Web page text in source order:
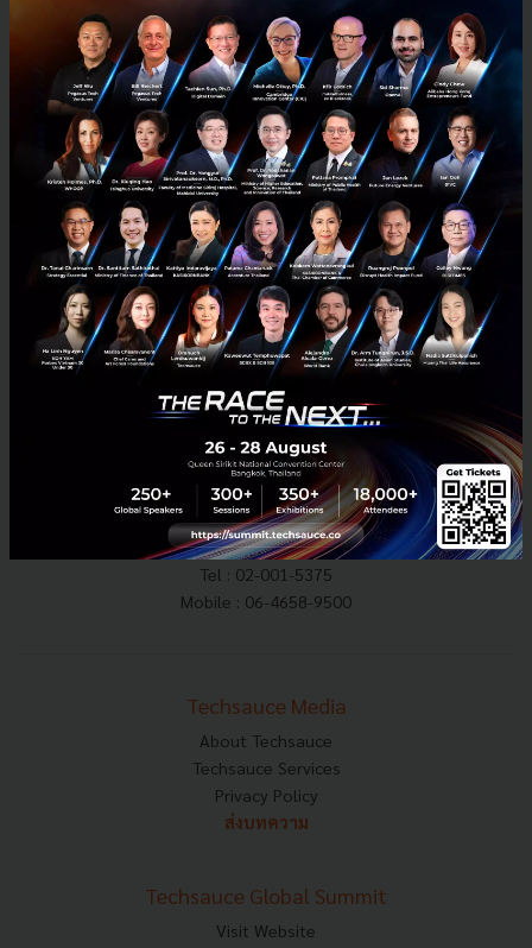
Thai Union Feedmill ขยายตลาดอาหารสัตว์เศรษฐกิจออก
ต่างประเทศ เร่งสร้าง Food Supply Chain ในภูมิภาคเอเชีย
Thai Union Feedmill ขยายตลาดอาหารสัตว์เศรษฐกิจออกต่างประเทศ
นำร่องอินเดีย ปากีสถานและอินโดนีเซีย เร่งสร้าง Food Supply Chain แก่
อุตสาหกรรมอาหารในภูมิภาคเอเชีย...
สิงหาคม 19, 2021| ByTechsauce Team
PR News TFM Thai Union Food Supply Chain
E-mail :contact@techsauce.co
Tel : 02-001-5375
Mobile : 06-4658-9500
Techsauce Media
About Techsauce
Techsauce Services
Privacy Policy
ส่งบทความ
Techsauce Global Summit
Visit Website